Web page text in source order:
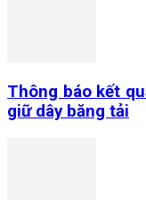
Thông báo kết
giữ dây băng tải